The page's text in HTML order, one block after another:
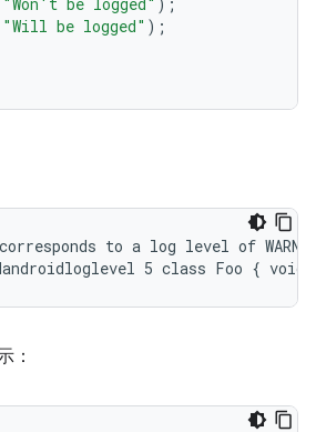
"Will be logged" );
to a log level of
：